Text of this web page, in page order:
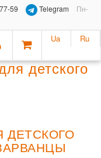
59 Telegram
Пн-
Ua Ru
детского
ДЕТСКОГО